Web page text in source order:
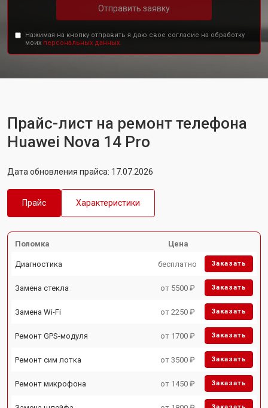
Отправить заявку
Нажимая на кнопку отправить я даю свое согласие на обработку
моих персональных данных.
Прайс-лист на ремонт телефона
Huawei Nova 14 Pro
Дата обновления прайса: 17.07.2026
Прайс Характеристики
Поломка Цена
Диагностика бесплатно Заказать
Замена стекла от 5500 ₽ Заказать
Замена Wi-Fi от 2250 ₽ Заказать
Ремонт GPS-модуля от 1700 ₽ Заказать
Ремонт сим лотка от 3500 ₽ Заказать
Ремонт микрофона от 1450 ₽ Заказать